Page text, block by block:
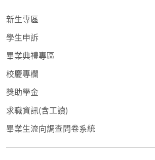
新生專區
學生申訴
畢業典禮專區
校慶專欄
獎助學金
求職資訊(含工讀)
畢業生流向調查問卷系統